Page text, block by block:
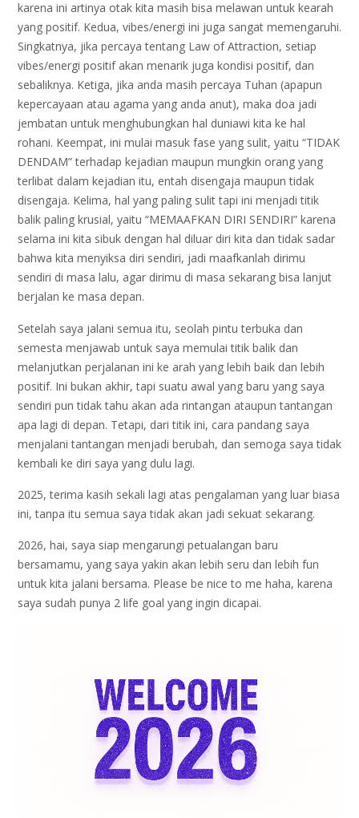
karena ini artinya otak kita masih bisa melawan untuk kearah
yang positif. Kedua, vibes/energi ini juga sangat memengaruhi.
Singkatnya, jika percaya tentang Law of Attraction, setiap
vibes/energi positif akan menarik juga kondisi positif, dan
sebaliknya. Ketiga, jika anda masih percaya Tuhan (apapun
kepercayaan atau agama yang anda anut), maka doa jadi
jembatan untuk menghubungkan hal duniawi kita ke hal
rohani. Keempat, ini mulai masuk fase yang sulit, yaitu “TIDAK
DENDAM” terhadap kejadian maupun mungkin orang yang
terlibat dalam kejadian itu, entah disengaja maupun tidak
disengaja. Kelima, hal yang paling sulit tapi ini menjadi titik
balik paling krusial, yaitu “MEMAAFKAN DIRI SENDIRI” karena
selama ini kita sibuk dengan hal diluar diri kita dan tidak sadar
bahwa kita menyiksa diri sendiri, jadi maafkanlah dirimu
sendiri di masa lalu, agar dirimu di masa sekarang bisa lanjut
berjalan ke masa depan.
Setelah saya jalani semua itu, seolah pintu terbuka dan
semesta menjawab untuk saya memulai titik balik dan
melanjutkan perjalanan ini ke arah yang lebih baik dan lebih
positif. Ini bukan akhir, tapi suatu awal yang baru yang saya
sendiri pun tidak tahu akan ada rintangan ataupun tantangan
apa lagi di depan. Tetapi, dari titik ini, cara pandang saya
menjalani tantangan menjadi berubah, dan semoga saya tidak
kembali ke diri saya yang dulu lagi.
2025, terima kasih sekali lagi atas pengalaman yang luar biasa
ini, tanpa itu semua saya tidak akan jadi sekuat sekarang.
2026, hai, saya siap mengarungi petualangan baru
bersamamu, yang saya yakin akan lebih seru dan lebih fun
untuk kita jalani bersama. Please be nice to me haha, karena
saya sudah punya 2 life goal yang ingin dicapai.